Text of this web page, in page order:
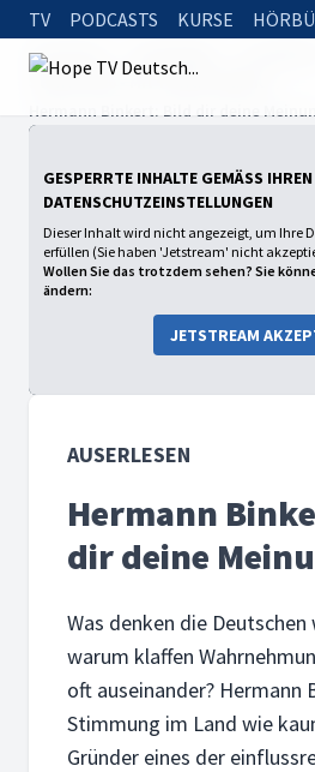
TV PODCASTS KURSE
Startseite
Staffel 2026 - Mit Tabitha Bühne
Hermann Binkert: Bild dir deine
GESPERRTE INHALTE GEMÄSS IHREN D
ATENSCHUTZEINSTELLUNGEN
Dieser Inhalt wird nicht angezeigt, um Ihre
erfüllen (Sie haben 'Jetstream' nicht
Wollen Sie das trotzdem sehen? Sie
ändern:
JETSTREAM
AUSERLESEN
Hermann
dir deine
Was denken die
warum klaffen
oft auseinander? Hermann
Stimmung im Land wie
Gründer eines der